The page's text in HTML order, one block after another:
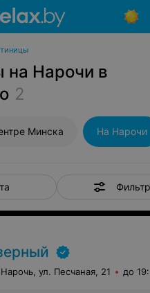
на Нарочи в
2
Минска На Нарочи
ул. Песчаная, 21 до